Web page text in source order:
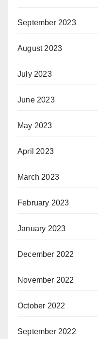
September 2023
August 2023
July 2023
June 2023
May 2023
April 2023
March 2023
February 2023
January 2023
December 2022
November 2022
October 2022
September 2022